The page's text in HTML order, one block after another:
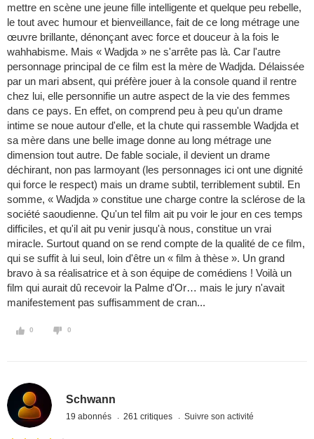
mettre en scène une jeune fille intelligente et quelque peu rebelle,
le tout avec humour et bienveillance, fait de ce long métrage une
œuvre brillante, dénonçant avec force et douceur à la fois le
wahhabisme. Mais « Wadjda » ne s'arrête pas là. Car l'autre
personnage principal de ce film est la mère de Wadjda. Délaissée
par un mari absent, qui préfère jouer à la console quand il rentre
chez lui, elle personnifie un autre aspect de la vie des femmes
dans ce pays. En effet, on comprend peu à peu qu'un drame
intime se noue autour d'elle, et la chute qui rassemble Wadjda et
sa mère dans une belle image donne au long métrage une
dimension tout autre. De fable sociale, il devient un drame
déchirant, non pas larmoyant (les personnages ici ont une dignité
qui force le respect) mais un drame subtil, terriblement subtil. En
somme, « Wadjda » constitue une charge contre la sclérose de la
société saoudienne. Qu'un tel film ait pu voir le jour en ces temps
difficiles, et qu'il ait pu venir jusqu'à nous, constitue un vrai
miracle. Surtout quand on se rend compte de la qualité de ce film,
qui se suffit à lui seul, loin d'être un « film à thèse ». Un grand
bravo à sa réalisatrice et à son équipe de comédiens ! Voilà un
film qui aurait dû recevoir la Palme d'Or… mais le jury n'avait
manifestement pas suffisamment de cran...
0 0
Schwann
19 abonnés 261 critiques Suivre son activité